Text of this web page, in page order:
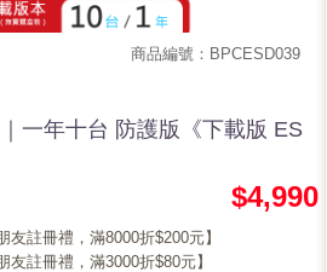
商品編號：BPCESD039
一年十台 防護版《下載版 ES
$4,990
友註冊禮，滿8000折$200元】
友註冊禮，滿3000折$80元】